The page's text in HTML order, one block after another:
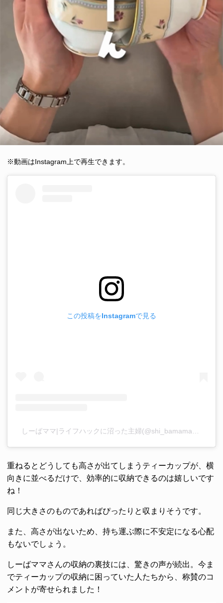
※動画はInstagram上で再生できます。
この投稿をInstagramで見る
しーばママ|ライフハックに沼った主婦(@shi_bamama)がシェアした投稿
重ねるとどうしても高さが出てしまうティーカップが、横
向きに並べるだけで、効率的に収納できるのは嬉しいです
ね！
同じ大きさのものであればぴったりと収まりそうです。
また、高さが出ないため、持ち運ぶ際に不安定になる心配
もないでしょう。
しーばママさんの収納の裏技には、驚きの声が続出。今ま
でティーカップの収納に困っていた人たちから、称賛のコ
メントが寄せられました！